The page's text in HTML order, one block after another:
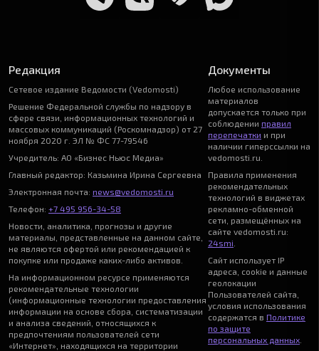
Редакция
Сетевое издание Ведомости (Vedomosti)
Решение Федеральной службы по надзору в
сфере связи, информационных технологий и
массовых коммуникаций (Роскомнадзор) от 27
ноября 2020 г. ЭЛ № ФС 77-79546
Учредитель: АО «Бизнес Ньюс Медиа»
Главный редактор: Казьмина Ирина Сергеевна
Электронная почта: news@vedomosti.ru
Телефон: +7 495 956-34-58
Новости, аналитика, прогнозы и другие
материалы, представленные на данном сайте,
не являются офертой или рекомендацией к
покупке или продаже каких-либо активов.
На информационном ресурсе применяются
рекомендательные технологии
(информационные технологии предоставления
информации на основе сбора, систематизации
и анализа сведений, относящихся к
предпочтениям пользователей сети
«Интернет», находящихся на территории
Документы
Любое использование
материалов
допускается только при
соблюдении правил
перепечатки и при
наличии гиперссылки на
vedomosti.ru.
Правила применения
рекомендательных
технологий в виджетах
рекламно-обменной
сети, размещённых на
сайте vedomosti.ru:
24smi
Сайт использует IP
адреса, cookie и данные
геолокации
Пользователей сайта,
условия использования
содержатся в Политике
по защите
персональных данных.